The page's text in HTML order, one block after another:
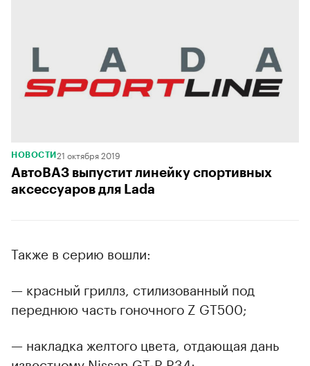
НОВОСТИ 21 октября 2019
АвтоВАЗ выпустит линейку спортивных
аксессуаров для Lada
Также в серию вошли:
— красный гриллз, стилизованный под
переднюю часть гоночного Z GT500;
— накладка желтого цвета, отдающая дань